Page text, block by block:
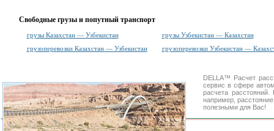
Свободные грузы и попутный транспорт
грузы Казахстан — Узбекистан
грузы Узбекистан — Казахстан
грузоперевозки Казахстан — Узбекистан
грузоперевозки Узбекистан —
DELLA™ Расчет
сервис в сфере
расчета
например,
полезными для Вас!